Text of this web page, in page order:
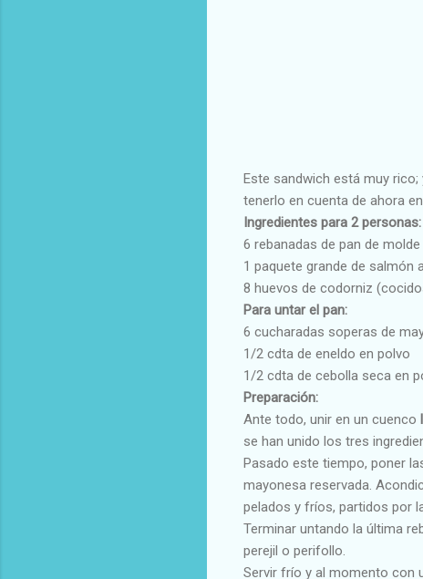
Este sandwich está muy
tenerlo en cuenta de ahora
Ingredientes para 2 personas:
6 rebanadas de pan de
1 paquete grande de salmón
8 huevos de codorniz
Para untar el pan:
6 cucharadas soperas de
1/2 cdta de eneldo en polvo
1/2 cdta de cebolla seca en
Preparación:
Ante todo, unir en un cuenco
se han unido los tres
Pasado este tiempo, poner
mayonesa reservada.
pelados y fríos, partidos por
Terminar untando la última
perejil o perifollo.
Servir frío y al momento con